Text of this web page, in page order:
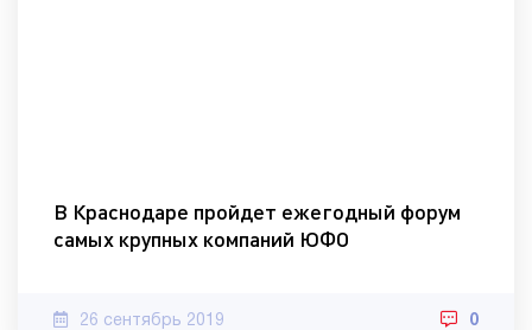
В Краснодаре пройдет ежегодный форум
самых крупных компаний ЮФО
26 сентябрь 2019 0